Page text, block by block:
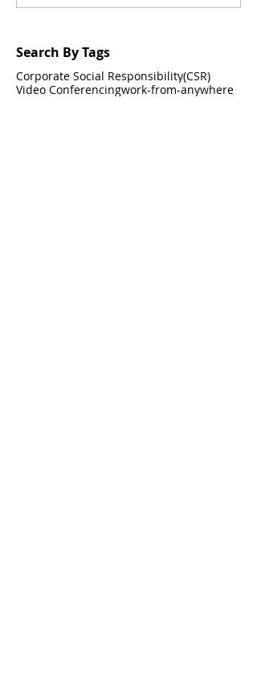
Search By Tags
Corporate Social Responsibility(CSR)
Video Conferencingwork-from-anywhere